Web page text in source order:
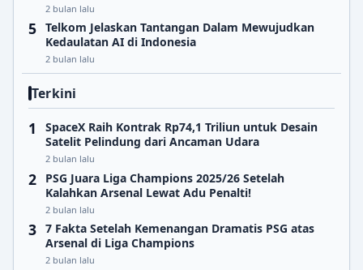
2 bulan lalu
Telkom Jelaskan Tantangan Dalam Mewujudkan
Kedaulatan AI di Indonesia
2 bulan lalu
Terkini
SpaceX Raih Kontrak Rp74,1 Triliun untuk Desain
Satelit Pelindung dari Ancaman Udara
2 bulan lalu
PSG Juara Liga Champions 2025/26 Setelah
Kalahkan Arsenal Lewat Adu Penalti!
2 bulan lalu
7 Fakta Setelah Kemenangan Dramatis PSG atas
Arsenal di Liga Champions
2 bulan lalu